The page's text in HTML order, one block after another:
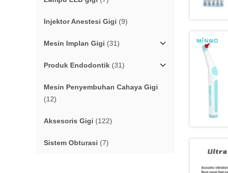
Injektor Anestesi Gigi (9)
Mesin Implan Gigi (31)
Produk Endodontik (31)
Mesin Penyembuhan Cahaya Gigi
(12)
Aksesoris Gigi (122)
Sistem Obturasi (7)